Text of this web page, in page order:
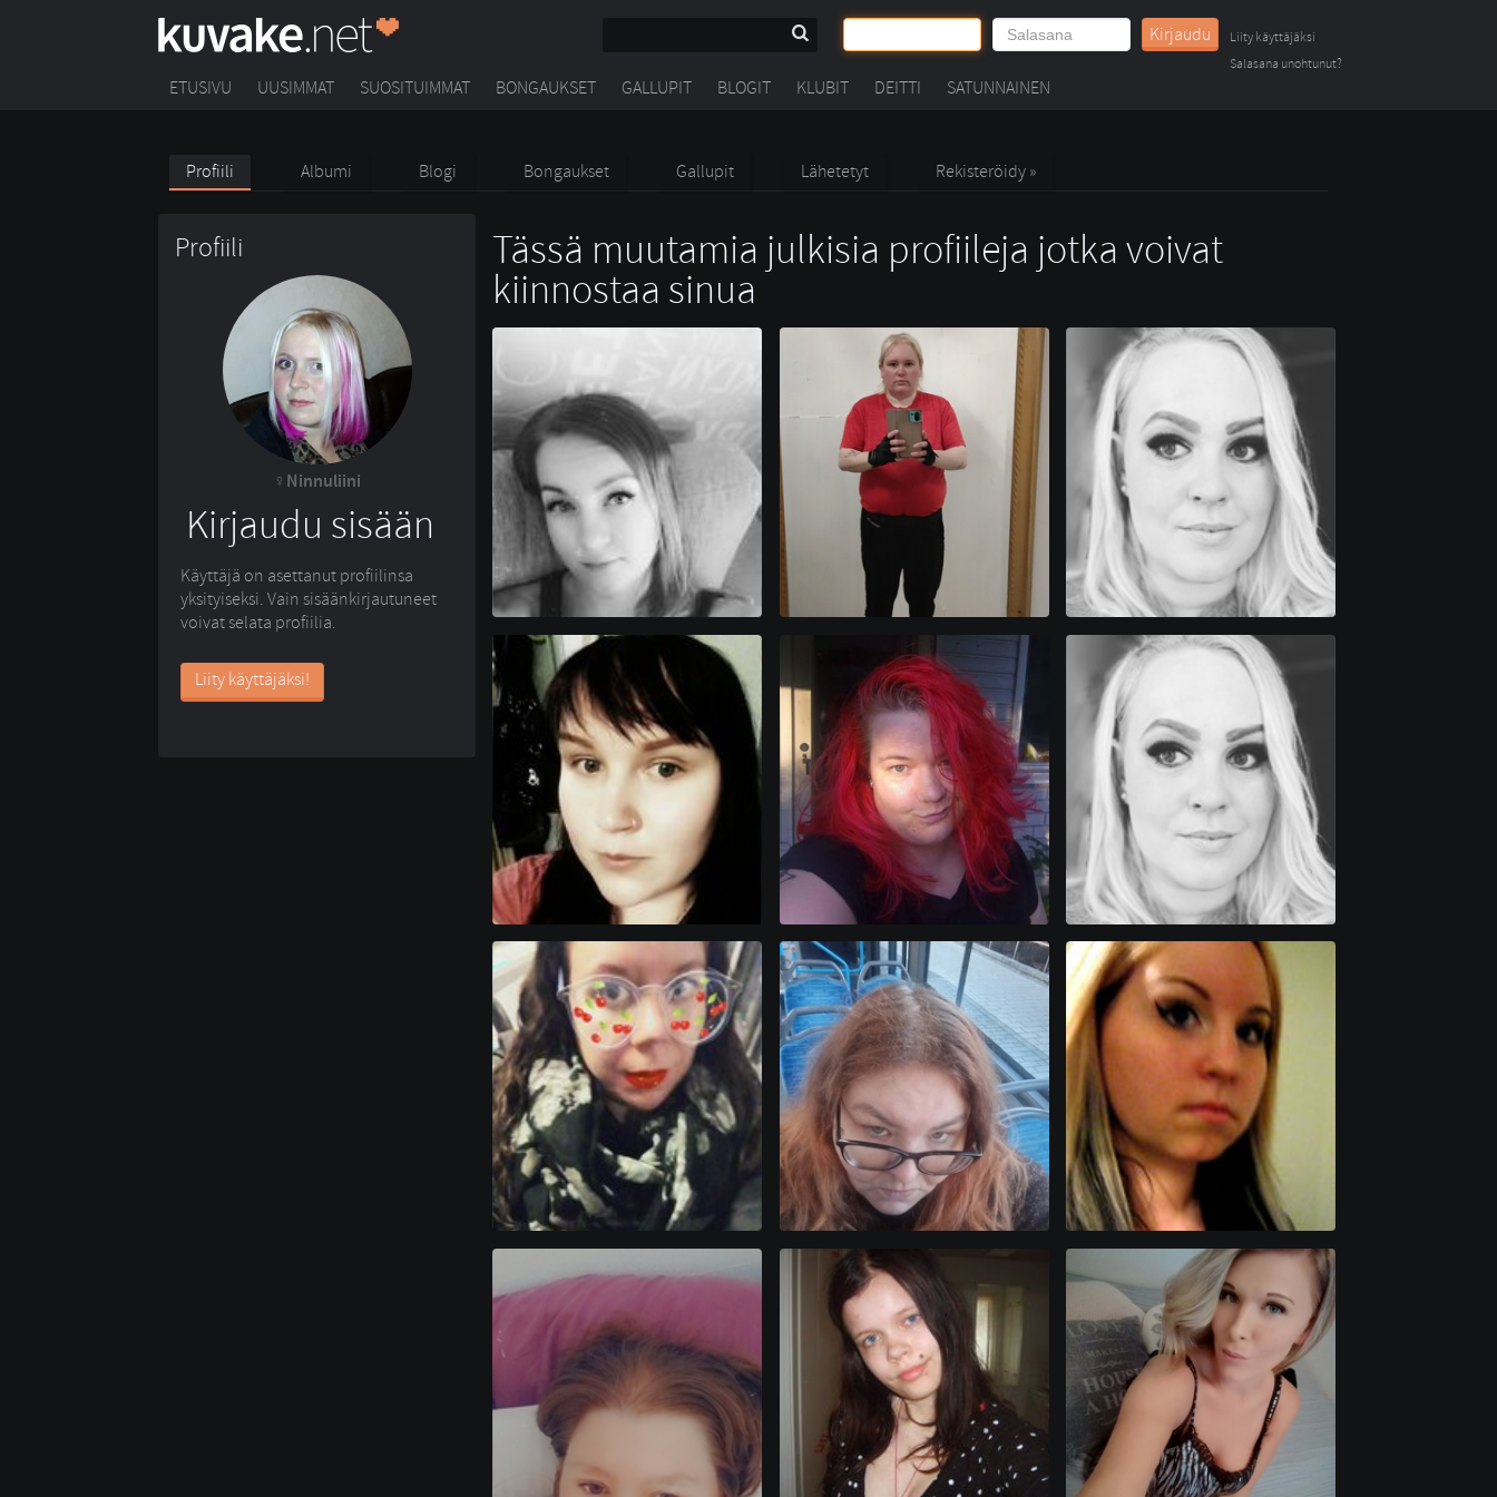
Kirjaudu
Liity käyttäjäksi
Salasana unohtunut?
ETUSIVU UUSIMMAT SUOSITUIMMAT BONGAUKSET GALLUPIT BLOGIT KLUBIT DEITTI SATUNNAINEN
Profiili Albumi Blogi Bongaukset Gallupit Lähetetyt Rekisteröidy »
Profiili
Ninnuliini
Kirjaudu sisään
Käyttäjä on asettanut profiilinsa
yksityiseksi. Vain sisäänkirjautuneet
voivat selata profiilia.
Liity käyttäjäksi!
Tässä muutamia julkisia profiileja jotka voivat
kiinnostaa sinua